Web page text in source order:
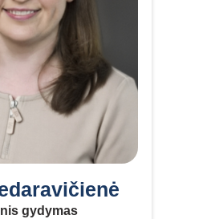
gydymas